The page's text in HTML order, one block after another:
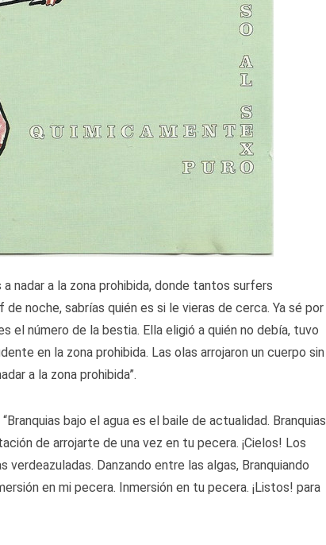
a nadar a la zona prohibida, donde tantos surfers
noche, sabrías quién es si le vieras de cerca. Ya sé por
el número de la bestia. Ella eligió a quién no debía, tuvo
en la zona prohibida. Las olas arrojaron un cuerpo sin
a la zona prohibida”.
“Branquias bajo el agua es el baile de actualidad. Branquias
de arrojarte de una vez en tu pecera. ¡Cielos! Los
Danzando entre las algas, Branquiando
en mi pecera. Inmersión en tu pecera. ¡Listos! para